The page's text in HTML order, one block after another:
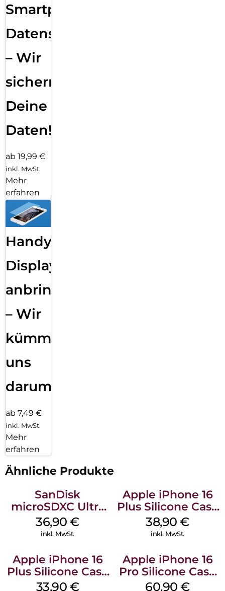
Smartphone
Datensicherung
– Wir
sichern
Deine
Daten!
ab 19,99 €
inkl. MwSt.
Mehr
erfahren
Handy
Displayfolie
anbringen
– Wir
kümmern
uns
darum!
ab 7,49 €
inkl. MwSt.
Mehr
erfahren
Ähnliche Produkte
SanDisk
microSDXC Ultra
128 GB + Adapter
Mobile
36,90€
inkl. MwSt.
Apple iPhone 16
Plus Silicone Case
MagSafe Denim
38,90€
inkl. MwSt.
Apple iPhone 16
Plus Silicone Case
MagSafe Lake
33,90 €
Apple iPhone 16
Pro Silicone Case
MagSafe Stone
60,90€